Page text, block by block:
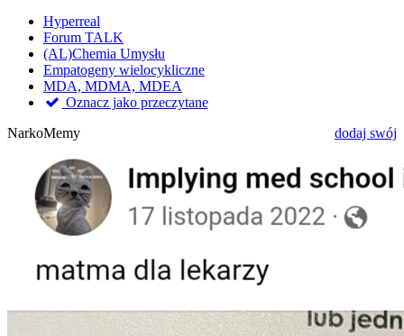
Hyperreal
Forum TALK
(AL)Chemia Umysłu
Empatogeny wielocykliczne
MDA, MDMA, MDEA
Oznacz jako przeczytane
NarkoMemy
dodaj swój